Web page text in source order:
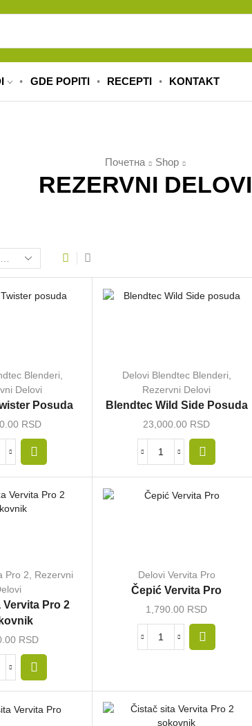
GDE POPITI RECEPTI KONTAKT
Почетна Shop
REZERVNI DELOVI
Blenderi
Delovi
Posuda
RSD
Delovi Blendtec Blenderi
Rezervni Delovi
Blendtec Wild Side Posuda
23,000.00 RSD
Pro 2
Rezervni
Vervita Pro 2
RSD
Delovi Vervita Pro
Čepić Vervita Pro
1,790.00 RSD